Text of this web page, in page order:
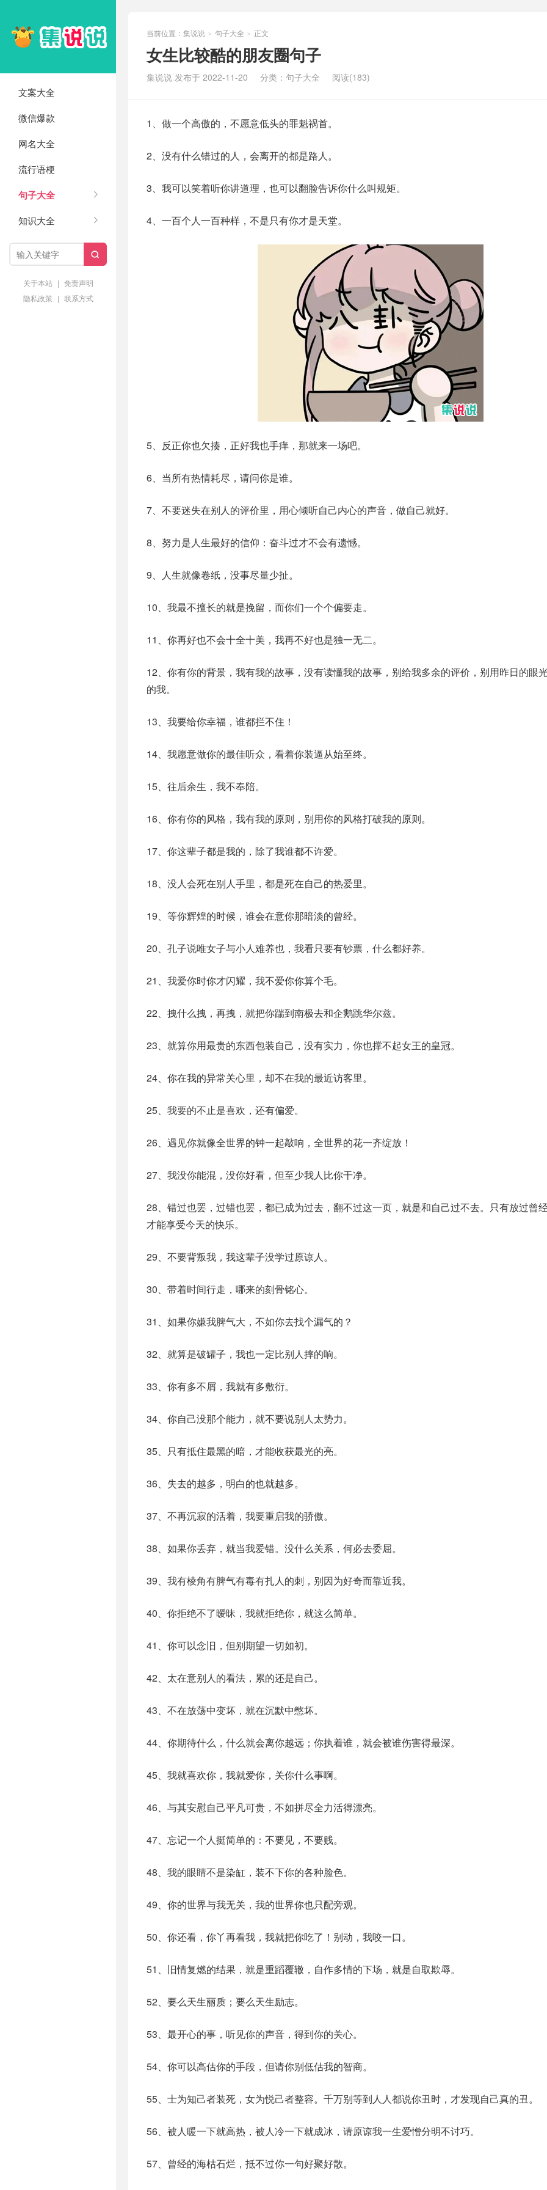
文案大全
微信爆款
网名大全
流行语梗
句子大全
知识大全

关于本站 | 免责声明
隐私政策 | 联系方式
当前位置： 集说说 > 句子大全 > 正文
女生比较酷的朋友圈句子
集说说 发布于 2022-11-20 分类： 句子大全 阅读(183)
1、做一个高傲的，不愿意低头的罪魁祸首。
2、没有什么错过的人，会离开的都是路人。
3、我可以笑着听你讲道理，也可以翻脸告诉你什么叫规矩。
4、一百个人一百种样，不是只有你才是天堂。
5、反正你也欠揍，正好我也手痒，那就来一场吧。
6、当所有热情耗尽，请问你是谁。
7、不要迷失在别人的评价里，用心倾听自己内心的声音，做自己就好。
8、努力是人生最好的信仰：奋斗过才不会有遗憾。
9、人生就像卷纸，没事尽量少扯。
10、我最不擅长的就是挽留，而你们一个个偏要走。
11、你再好也不会十全十美，我再不好也是独一无二。
12、你有你的背景，我有我的故事，没有读懂我的故事，别给我多余的评价，别用昨日的眼
的我。
13、我要给你幸福，谁都拦不住！
14、我愿意做你的最佳听众，看着你装逼从始至终。
15、往后余生，我不奉陪。
16、你有你的风格，我有我的原则，别用你的风格打破我的原则。
17、你这辈子都是我的，除了我谁都不许爱。
18、没人会死在别人手里，都是死在自己的热爱里。
19、等你辉煌的时候，谁会在意你那暗淡的曾经。
20、孔子说唯女子与小人难养也，我看只要有钞票，什么都好养。
21、我爱你时你才闪耀，我不爱你你算个毛。
22、拽什么拽，再拽，就把你踹到南极去和企鹅跳华尔兹。
23、就算你用最贵的东西包装自己，没有实力，你也撑不起女王的皇冠。
24、你在我的异常关心里，却不在我的最近访客里。
25、我要的不止是喜欢，还有偏爱。
26、遇见你就像全世界的钟一起敲响，全世界的花一齐绽放！
27、我没你能混，没你好看，但至少我人比你干净。
28、错过也罢，过错也罢，都已成为过去，翻不过这一页，就是和自己过不去。只有放过曾
才能享受今天的快乐。
29、不要背叛我，我这辈子没学过原谅人。
30、带着时间行走，哪来的刻骨铭心。
31、如果你嫌我脾气大，不如你去找个漏气的？
32、就算是破罐子，我也一定比别人摔的响。
33、你有多不屑，我就有多敷衍。
34、你自己没那个能力，就不要说别人太势力。
35、只有抵住最黑的暗，才能收获最光的亮。
36、失去的越多，明白的也就越多。
37、不再沉寂的活着，我要重启我的骄傲。
38、如果你丢弃，就当我爱错。没什么关系，何必去委屈。
39、我有棱角有脾气有毒有扎人的刺，别因为好奇而靠近我。
40、你拒绝不了暧昧，我就拒绝你，就这么简单。
41、你可以念旧，但别期望一切如初。
42、太在意别人的看法，累的还是自己。
43、不在放荡中变坏，就在沉默中憋坏。
44、你期待什么，什么就会离你越远；你执着谁，就会被谁伤害得最深。
45、我就喜欢你，我就爱你，关你什么事啊。
46、与其安慰自己平凡可贵，不如拼尽全力活得漂亮。
47、忘记一个人挺简单的：不要见，不要贱。
48、我的眼睛不是染缸，装不下你的各种脸色。
49、你的世界与我无关，我的世界你也只配旁观。
50、你还看，你丫再看我，我就把你吃了！别动，我咬一口。
51、旧情复燃的结果，就是重蹈覆辙，自作多情的下场，就是自取欺辱。
52、要么天生丽质；要么天生励志。
53、最开心的事，听见你的声音，得到你的关心。
54、你可以高估你的手段，但请你别低估我的智商。
55、士为知己者装死，女为悦己者整容。千万别等到人人都说你丑时，才发现自己真的丑。
56、被人暖一下就高热，被人冷一下就成冰，请原谅我一生爱憎分明不讨巧。
57、曾经的海枯石烂，抵不过你一句好聚好散。